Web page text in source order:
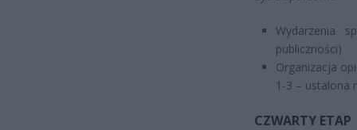
Wydarzenia
publiczności)
Organizacja
1-3 – ustalona
CZWARTY ETAP